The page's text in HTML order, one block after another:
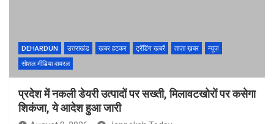
DEHARDUN उत्तराखंड खबर हटकर ट्रेंडिंग खबरें ताज़ा ख़बर
न्यूज़
सोशल मीडिया वायरल
प्रदेश में नकली डेयरी उत्पादों पर सख्ती, मिलावटखोरों पर कसेगा
शिकंजा, ये आदेश हुआ जारी